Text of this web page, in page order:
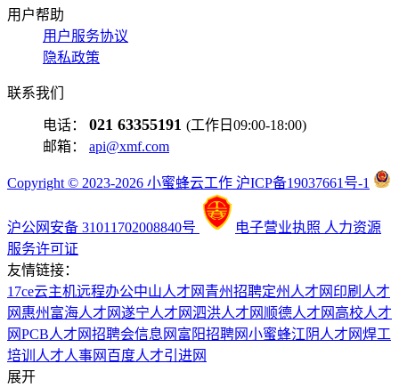
用户帮助
用户服务协议
隐私政策
联系我们
电话： 021 63355191 (工作日09:00-18:00)
邮箱： api@xmf.com
Copyright © 2023-2026 小蜜蜂云工作 沪ICP备19037661号-1
沪公网安备 31011702008840号 电子营业执照 人力资源
服务许可证
友情链接：
17ce云主机远程办公中山人才网 青州招聘定州人才网 印刷人才
网 惠州富海人才网遂宁人才网泗洪人才网 顺德人才网 高校人才
网PCB人才网招聘会信息网 富阳招聘网小蜜蜂江阴人才网焊工
培训 人才人事网 百度人才引进网
展开